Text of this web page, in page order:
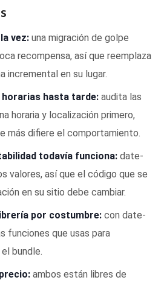
vez: una migración de golpe
recompensa, así que reemplaza
incremental en su lugar.
horarias hasta tarde: audita las
horaria y localización primero,
más difiere el comportamiento.
todavía funciona: date-
valores, así que el código que se
en su sitio debe cambiar.
por costumbre: con date-
funciones que usas para
bundle.
ambos están libres de